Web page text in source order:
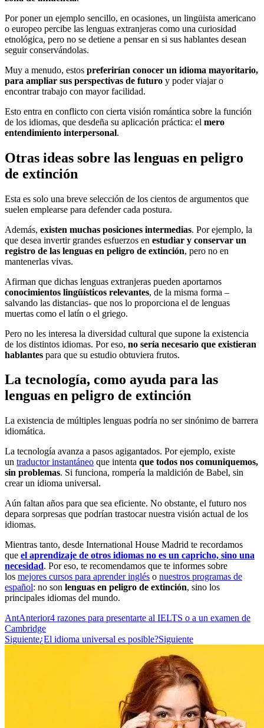
Por poner un ejemplo sencillo, en ocasiones, un lingüista americano
o europeo percibe las lenguas extranjeras como una curiosidad
etnológica, pero no se detiene a pensar en si sus hablantes desean
seguir conservándolas.
Muy a menudo, estos preferirían conocer un idioma mayoritario,
para ampliar sus perspectivas de futuro y poder viajar o
encontrar trabajo con mayor facilidad.
Esto entra en conflicto con cierta visión romántica sobre la función
de los idiomas, que desdeña su aplicación práctica: el mero
entendimiento interpersonal.
Otras ideas sobre las lenguas en peligro
de extinción
Esta es solo una breve selección de los cientos de argumentos que
suelen emplearse para defender cada postura.
Además, existen muchas posiciones intermedias. Por ejemplo, la
que desea invertir grandes esfuerzos en estudiar y conservar un
registro de las lenguas en peligro de extinción, pero no en
mantenerlas vivas.
Afirman que dichas lenguas extranjeras pueden aportarnos
conocimientos lingüísticos relevantes, de la misma forma –
salvando las distancias- que nos lo proporciona el de lenguas
muertas como el latín o el griego.
Pero no les interesa la diversidad cultural que supone la existencia
de los distintos idiomas. Por eso, no sería necesario que existieran
hablantes para que su estudio obtuviera frutos.
La tecnología, como ayuda para las
lenguas en peligro de extinción
La existencia de múltiples lenguas podría no ser sinónimo de barrera
idiomática.
La tecnología avanza a pasos agigantados. Por ejemplo, existe
un traductor instantáneo que intenta que todos nos comuniquemos,
sin problemas. Si funciona, rompería la maldición de Babel, sin
crear un idioma universal.
Aún faltan años para que sea eficiente. No obstante, el futuro nos
depara sorpresas que podrían trastocar nuestra visión actual de los
idiomas.
Mientras tanto, desde International House Madrid te recordamos
que el aprendizaje de otros idiomas no es un capricho, sino una
necesidad. Por eso, te recomendamos que te informes sobre
los mejores cursos para aprender inglés o nuestros programas de
español: no son lenguas en peligro de extinción, sino los
principales idiomas del mundo.
AntAnterior4 razones para presentarte al IELTS o a un examen de
Cambridge
Siguiente¿El idioma universal es posible?Siguiente